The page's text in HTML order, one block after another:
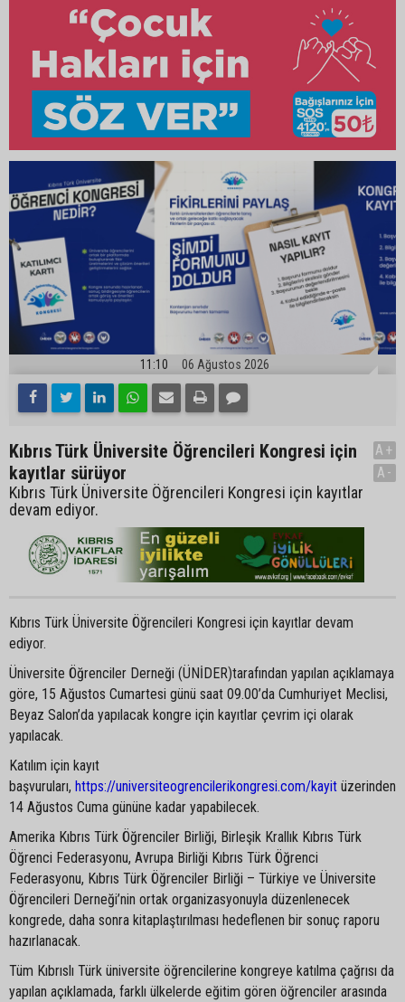
11:10 06 Ağustos 2026
Kıbrıs Türk Üniversite Öğrencileri Kongresi için
kayıtlar sürüyor
Kıbrıs Türk Üniversite Öğrencileri Kongresi için kayıtlar
devam ediyor.
A+
A-
Kıbrıs Türk Üniversite Öğrencileri Kongresi için kayıtlar devam
ediyor.
Üniversite Öğrenciler Derneği (ÜNİDER)tarafından yapılan açıklamaya
göre, 15 Ağustos Cumartesi günü saat 09.00’da Cumhuriyet Meclisi,
Beyaz Salon’da yapılacak kongre için kayıtlar çevrim içi olarak
yapılacak.
Katılım için kayıt
başvuruları, https://universiteogrencilerikongresi.com/kayit üzerinden
14 Ağustos Cuma gününe kadar yapabilecek.
Amerika Kıbrıs Türk Öğrenciler Birliği, Birleşik Krallık Kıbrıs Türk
Öğrenci Federasyonu, Avrupa Birliği Kıbrıs Türk Öğrenci
Federasyonu, Kıbrıs Türk Öğrenciler Birliği – Türkiye ve Üniversite
Öğrencileri Derneği’nin ortak organizasyonuyla düzenlenecek
kongrede, daha sonra kitaplaştırılması hedeflenen bir sonuç raporu
hazırlanacak.
Tüm Kıbrıslı Türk üniversite öğrencilerine kongreye katılma çağrısı da
yapılan açıklamada, farklı ülkelerde eğitim gören öğrenciler arasında